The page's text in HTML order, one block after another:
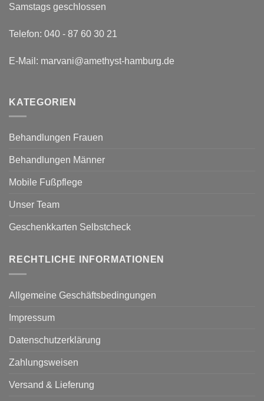
Samstags geschlossen
Telefon: 040 - 87 60 30 21
E-Mail: marvani@amethyst-hamburg.de
KATEGORIEN
Behandlungen Frauen
Behandlungen Männer
Mobile Fußpflege
Unser Team
Geschenkkarten Selbstcheck
RECHTLICHE INFORMATIONEN
Allgemeine Geschäftsbedingungen
Impressum
Datenschutzerklärung
Zahlungsweisen
Versand & Lieferung